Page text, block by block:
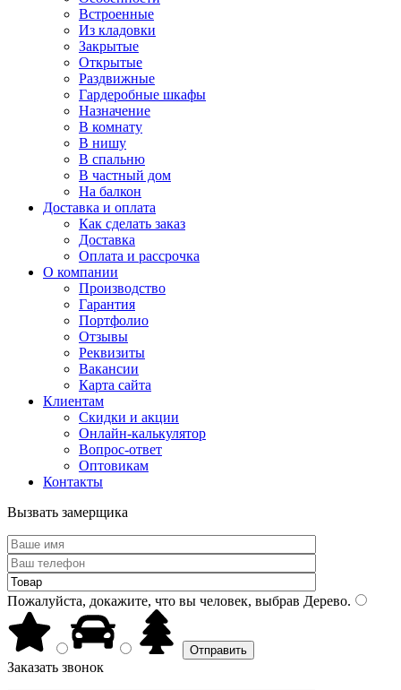
Встроенные
Из кладовки
Закрытые
Открытые
Раздвижные
Гардеробные шкафы
Назначение
В комнату
В нишу
В спальню
В частный дом
На балкон
Доставка и оплата
Как сделать заказ
Доставка
Оплата и рассрочка
О компании
Производство
Гарантия
Портфолио
Отзывы
Реквизиты
Вакансии
Карта сайта
Клиентам
Скидки и акции
Онлайн-калькулятор
Вопрос-ответ
Оптовикам
Контакты
Вызвать замерщика
Пожалуйста, докажите, что вы человек, выбрав Дерево.
Заказать звонок